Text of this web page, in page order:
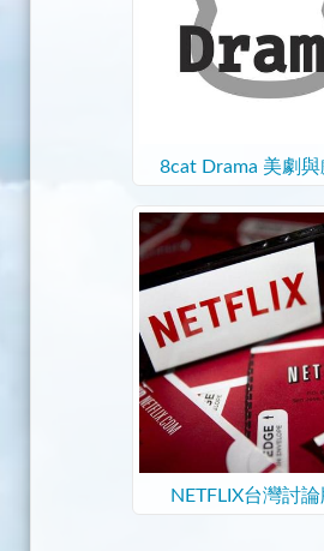
8cat Drama 美劇
NETFLIX台灣討論